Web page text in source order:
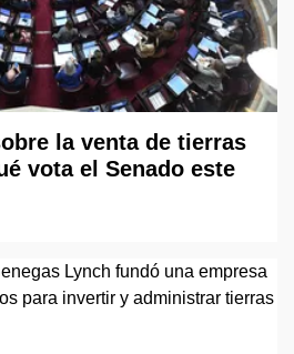
la venta de tierras
vota el Senado este